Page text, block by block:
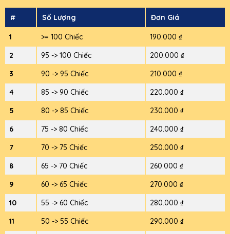
# Số Lượng Đơn Giá
1 >= 100 Chiếc
190.000 ₫
2
95 -> 100 Chiếc
200.000 ₫
3
90 -> 95 Chiếc
210.000 ₫
4
85 -> 90 Chiếc
220.000 ₫
5
80 -> 85 Chiếc
230.000 ₫
6
75 -> 80 Chiếc
240.000 ₫
7
70 -> 75 Chiếc
250.000 ₫
8
65 -> 70 Chiếc
260.000 ₫
9
60 -> 65 Chiếc
270.000 ₫
10
55 -> 60 Chiếc
280.000 ₫
11
50 -> 55 Chiếc
290.000 ₫